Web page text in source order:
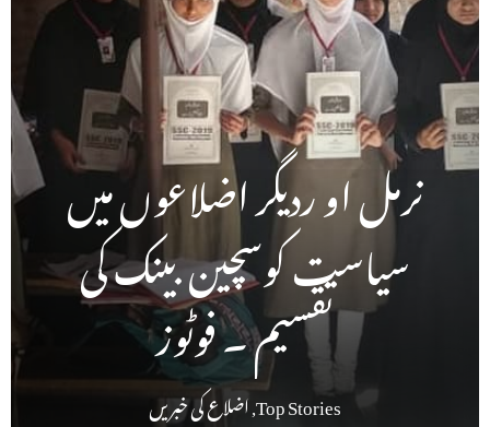
نرمل او ردیگر اضلاعوں میں
سیاست کوسچین بینک کی
تقسیم ۔ فوٹوز
Top Stories
,اضلاع کی خبریں